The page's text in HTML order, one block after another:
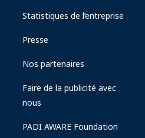
Statistiques de l’entreprise
Presse
Nos partenaires
Faire de la publicité avec
nous
PADI AWARE Foundation